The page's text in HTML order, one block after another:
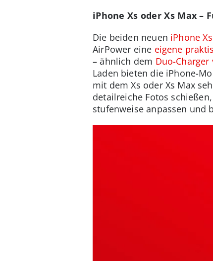
iPhone Xs oder Xs Max –
Die beiden neuen iPhone Xs
AirPower eine eigene
– ähnlich dem Duo-Charger
Laden bieten die iPhone-
mit dem Xs oder Xs Max
detailreiche Fotos
stufenweise anpassen und